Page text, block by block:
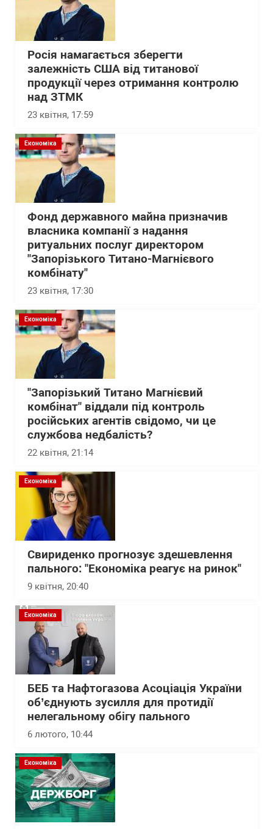
Росія намагається зберегти
залежність США від титанової
продукції через отримання контролю
над ЗТМК
23 квітня, 17:59
Економіка
Фонд державного майна призначив
власника компанії з надання
ритуальних послуг директором
"Запорізького Титано-Магнієвого
комбінату"
23 квітня, 17:30
Економіка
"Запорізький Титано Магнієвий
комбінат" віддали під контроль
російських агентів свідомо, чи це
службова недбалість?
22 квітня, 21:14
Економіка
Свириденко прогнозує здешевлення
пального: "Економіка реагує на ринок"
9 квітня, 20:40
Економіка
БЕБ та Нафтогазова Асоціація України
об’єднують зусилля для протидії
нелегальному обігу пального
6 лютого, 10:44
Економіка